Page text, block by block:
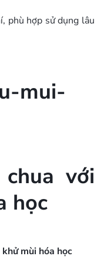
phù hợp sử dụng lâu
với
học
khử mùi hóa học